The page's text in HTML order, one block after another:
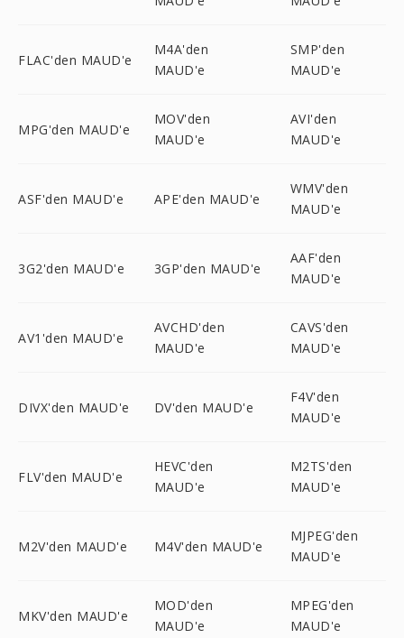
FLAC'den MAUD'e
M4A'den
MAUD'e
SMP'den
MAUD'e
MPG'den MAUD'e
MOV'den
MAUD'e
AVI'den
MAUD'e
ASF'den MAUD'e APE'den MAUD'e
WMV'den
MAUD'e
3G2'den MAUD'e 3GP'den MAUD'e
AAF'den
MAUD'e
AV1'den MAUD'e
AVCHD'den
MAUD'e
CAVS'den
MAUD'e
DIVX'den MAUD'e DV'den MAUD'e
F4V'den
MAUD'e
FLV'den MAUD'e
HEVC'den
MAUD'e
M2TS'den
MAUD'e
M2V'den MAUD'e M4V'den MAUD'e
MJPEG'den
MAUD'e
MKV'den MAUD'e
MOD'den
MAUD'e
MPEG'den
MAUD'e